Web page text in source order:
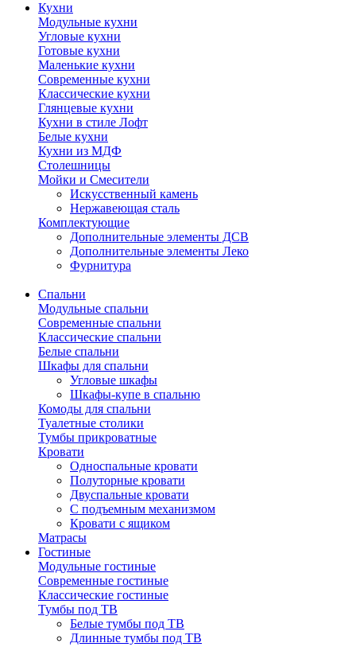
Кухни
Модульные кухни
Угловые кухни
Готовые кухни
Маленькие кухни
Современные кухни
Классические кухни
Глянцевые кухни
Кухни в стиле Лофт
Белые кухни
Кухни из МДФ
Столешницы
Мойки и Смесители
Искусственный камень
Нержавеющая сталь
Комплектующие
Дополнительные элементы ДСВ
Дополнительные элементы Леко
Фурнитура
Спальни
Модульные спальни
Современные спальни
Классические спальни
Белые спальни
Шкафы для спальни
Угловые шкафы
Шкафы-купе в спальню
Комоды для спальни
Туалетные столики
Тумбы прикроватные
Кровати
Односпальные кровати
Полуторные кровати
Двуспальные кровати
С подъемным механизмом
Кровати с ящиком
Матрасы
Гостиные
Модульные гостиные
Современные гостиные
Классические гостиные
Тумбы под ТВ
Белые тумбы под ТВ
Длинные тумбы под ТВ